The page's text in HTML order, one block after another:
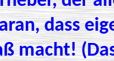
dass
macht!